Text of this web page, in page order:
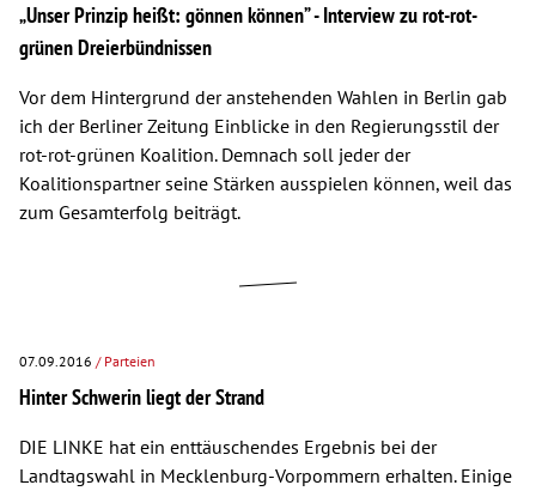
„Unser Prinzip heißt: gönnen können” - Interview zu rot-rot-
grünen Dreierbündnissen
Vor dem Hintergrund der anstehenden Wahlen in Berlin gab
ich der Berliner Zeitung Einblicke in den Regierungsstil der
rot-rot-grünen Koalition. Demnach soll jeder der
Koalitionspartner seine Stärken ausspielen können, weil das
zum Gesamterfolg beiträgt.
07.09.2016 / Parteien
Hinter Schwerin liegt der Strand
DIE LINKE hat ein enttäuschendes Ergebnis bei der
Landtagswahl in Mecklenburg-Vorpommern erhalten. Einige